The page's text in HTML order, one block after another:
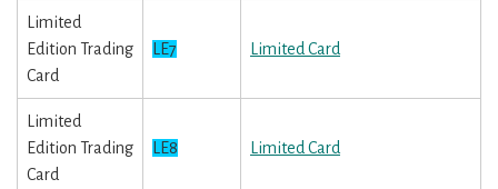
Limited
Edition Trading
Card
LE7 Limited Card
Limited
Edition Trading
Card
LE8 Limited Card